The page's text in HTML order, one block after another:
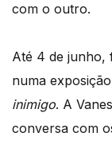
com o outro.
Até 4 de junho,
numa
inimigo. A
conversa com